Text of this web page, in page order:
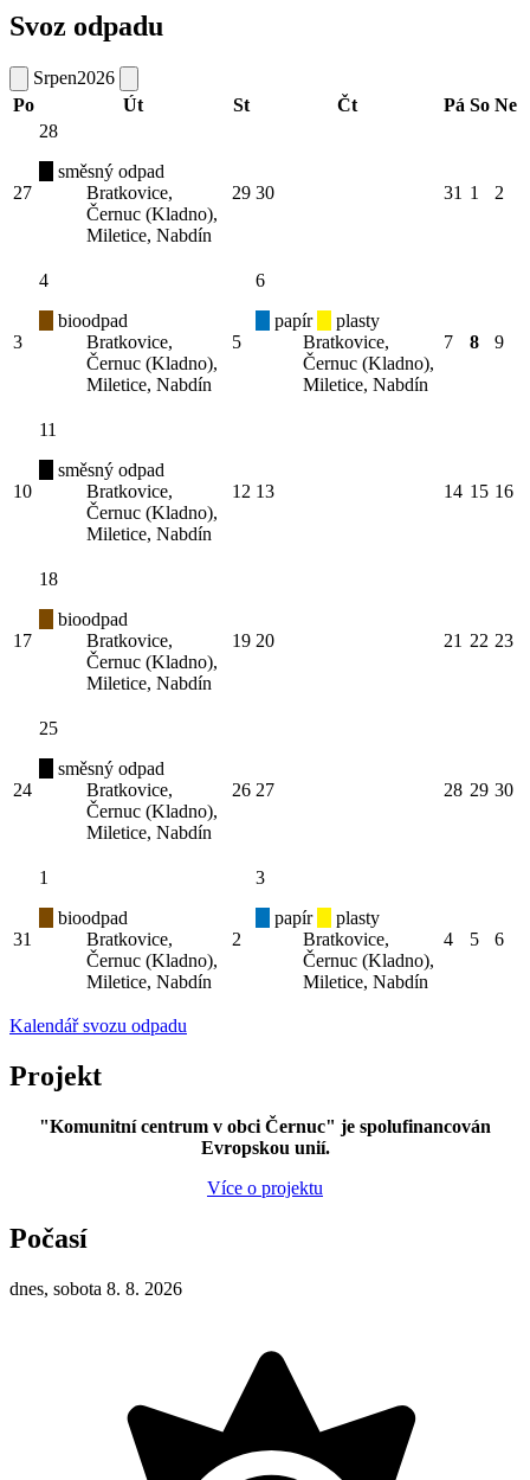
Svoz odpadu
Srpen2026
Po
Út St Čt Pá So Ne
27
28
směsný odpad
Bratkovice,
Černuc (Kladno),
Miletice, Nabdín
29 30 31 1 2
3
4
bioodpad
Bratkovice,
Černuc (Kladno),
Miletice, Nabdín
5
6
papír
plasty
Bratkovice,
Černuc (Kladno),
Miletice, Nabdín
7 8 9
10
11
směsný odpad
Bratkovice,
Černuc (Kladno),
Miletice, Nabdín
12 13 14 15 16
17
18
bioodpad
Bratkovice,
Černuc (Kladno),
Miletice, Nabdín
19 20 21 22 23
24
25
směsný odpad
Bratkovice,
Černuc (Kladno),
Miletice, Nabdín
26 27 28 29 30
31
1
bioodpad
Bratkovice,
Černuc (Kladno),
Miletice, Nabdín
2
3
papír
plasty
Bratkovice,
Černuc (Kladno),
Miletice, Nabdín
4 5 6
Kalendář svozu odpadu
Projekt
"Komunitní centrum v obci Černuc" je spolufinancován
Evropskou unií.
Více o projektu
Počasí
dnes, sobota 8. 8. 2026